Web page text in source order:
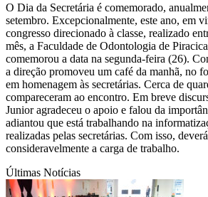
O Dia da Secretária é comemorado,
setembro. Excepcionalmente, este ano, em
congresso direcionado à classe, realizado
mês, a Faculdade de Odontologia de
comemorou a data na segunda-feira (26).
a direção promoveu um café da manhã, no
em homenagem às secretárias. Cerca de
compareceram ao encontro. Em breve
Junior agradeceu o apoio e falou da
adiantou que está trabalhando na
realizadas pelas secretárias. Com isso,
consideravelmente a carga de trabalho.
Últimas Notícias